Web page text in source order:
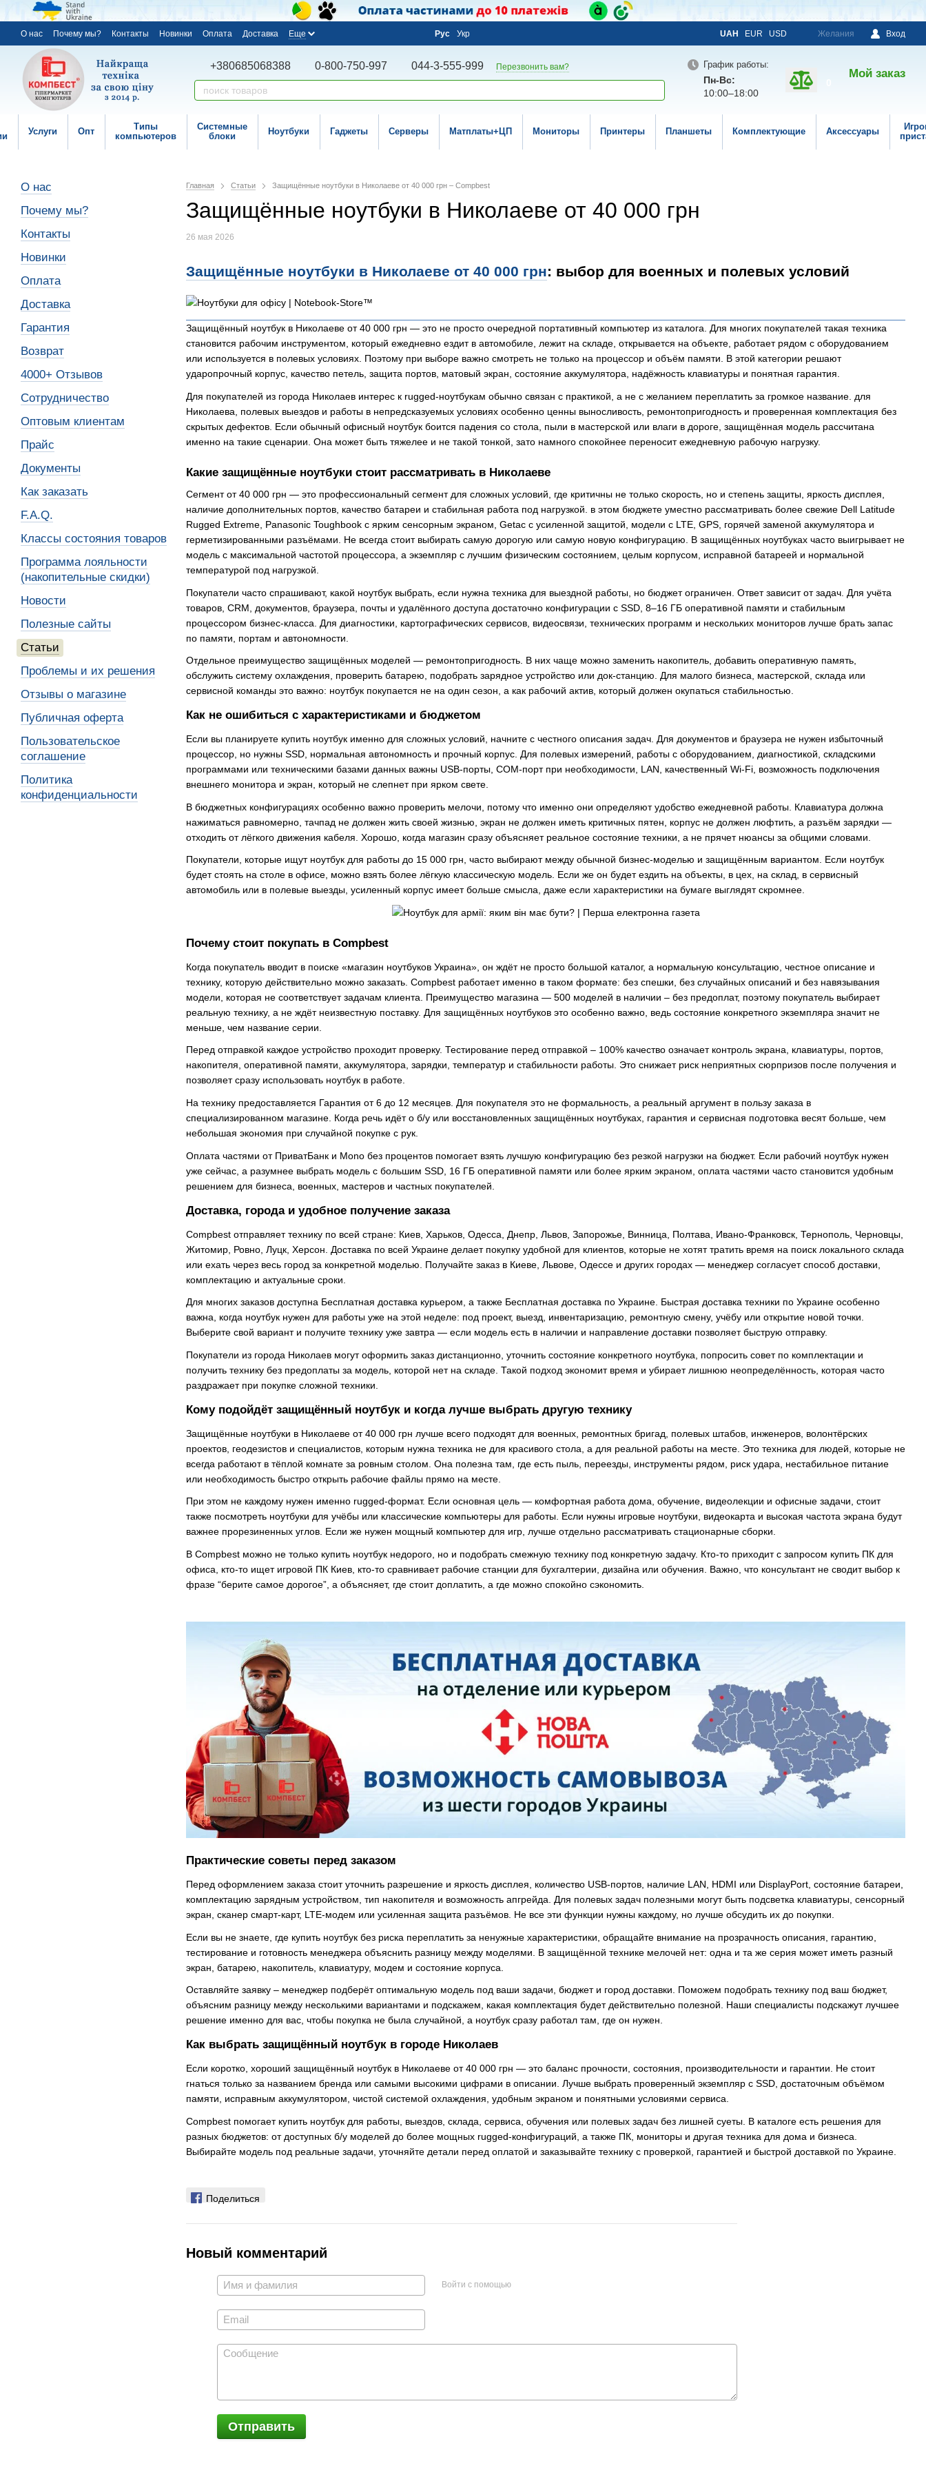
О нас Почему мы? Контакты Новинки Оплата Доставка Еще Рус Укр UAH EUR USD Желания Вход
+380685068388 0-800-750-997 044-3-555-999 Перезвонить вам? График работы:
Пн-Вс:
10:00–18:00
Мой заказ
Услуги Опт
Типы
компьютеров
Системные
блоки
Ноутбуки Гаджеты Серверы Матплаты+ЦП Мониторы Принтеры Планшеты Комплектующие Аксессуары
Главная Статьи Защищённые ноутбуки в Николаеве от 40 000 грн – Compbest
Защищённые ноутбуки в Николаеве от 40 000 грн
26 мая 2026
Защищённые ноутбуки в Николаеве от 40 000 грн: выбор для военных и полевых условий
Защищённый ноутбук в Николаеве от 40 000 грн — это не просто очередной портативный компьютер из каталога. Для многих покупателей такая техника
становится рабочим инструментом, который ежедневно ездит в автомобиле, лежит на складе, открывается на объекте, работает рядом с оборудованием
или используется в полевых условиях. Поэтому при выборе важно смотреть не только на процессор и объём памяти. В этой категории решают
ударопрочный корпус, качество петель, защита портов, матовый экран, состояние аккумулятора, надёжность клавиатуры и понятная гарантия.
Для покупателей из города Николаев интерес к rugged-ноутбукам обычно связан с практикой, а не с желанием переплатить за громкое название. для
Николаева, полевых выездов и работы в непредсказуемых условиях особенно ценны выносливость, ремонтопригодность и проверенная комплектация без
скрытых дефектов. Если обычный офисный ноутбук боится падения со стола, пыли в мастерской или влаги в дороге, защищённая модель рассчитана
именно на такие сценарии. Она может быть тяжелее и не такой тонкой, зато намного спокойнее переносит ежедневную рабочую нагрузку.
Какие защищённые ноутбуки стоит рассматривать в Николаеве
Сегмент от 40 000 грн — это профессиональный сегмент для сложных условий, где критичны не только скорость, но и степень защиты, яркость дисплея,
наличие дополнительных портов, качество батареи и стабильная работа под нагрузкой. в этом бюджете уместно рассматривать более свежие Dell Latitude
Rugged Extreme, Panasonic Toughbook с ярким сенсорным экраном, Getac с усиленной защитой, модели с LTE, GPS, горячей заменой аккумулятора и
герметизированными разъёмами. Не всегда стоит выбирать самую дорогую или самую новую конфигурацию. В защищённых ноутбуках часто выигрывает не
модель с максимальной частотой процессора, а экземпляр с лучшим физическим состоянием, целым корпусом, исправной батареей и нормальной
температурой под нагрузкой.
Покупатели часто спрашивают, какой ноутбук выбрать, если нужна техника для выездной работы, но бюджет ограничен. Ответ зависит от задач. Для учёта
товаров, CRM, документов, браузера, почты и удалённого доступа достаточно конфигурации с SSD, 8–16 ГБ оперативной памяти и стабильным
процессором бизнес-класса. Для диагностики, картографических сервисов, видеосвязи, технических программ и нескольких мониторов лучше брать запас
по памяти, портам и автономности.
Отдельное преимущество защищённых моделей — ремонтопригодность. В них чаще можно заменить накопитель, добавить оперативную память,
обслужить систему охлаждения, проверить батарею, подобрать зарядное устройство или док-станцию. Для малого бизнеса, мастерской, склада или
сервисной команды это важно: ноутбук покупается не на один сезон, а как рабочий актив, который должен окупаться стабильностью.
Как не ошибиться с характеристиками и бюджетом
Если вы планируете купить ноутбук именно для сложных условий, начните с честного описания задач. Для документов и браузера не нужен избыточный
процессор, но нужны SSD, нормальная автономность и прочный корпус. Для полевых измерений, работы с оборудованием, диагностикой, складскими
программами или техническими базами данных важны USB-порты, COM-порт при необходимости, LAN, качественный Wi‑Fi, возможность подключения
внешнего монитора и экран, который не слепнет при ярком свете.
В бюджетных конфигурациях особенно важно проверить мелочи, потому что именно они определяют удобство ежедневной работы. Клавиатура должна
нажиматься равномерно, тачпад не должен жить своей жизнью, экран не должен иметь критичных пятен, корпус не должен люфтить, а разъём зарядки —
отходить от лёгкого движения кабеля. Хорошо, когда магазин сразу объясняет реальное состояние техники, а не прячет нюансы за общими словами.
Покупатели, которые ищут ноутбук для работы до 15 000 грн, часто выбирают между обычной бизнес-моделью и защищённым вариантом. Если ноутбук
будет стоять на столе в офисе, можно взять более лёгкую классическую модель. Если же он будет ездить на объекты, в цех, на склад, в сервисный
автомобиль или в полевые выезды, усиленный корпус имеет больше смысла, даже если характеристики на бумаге выглядят скромнее.
Почему стоит покупать в Compbest
Когда покупатель вводит в поиске «магазин ноутбуков Украина», он ждёт не просто большой каталог, а нормальную консультацию, честное описание и
технику, которую действительно можно заказать. Compbest работает именно в таком формате: без спешки, без случайных описаний и без навязывания
модели, которая не соответствует задачам клиента. Преимущество магазина — 500 моделей в наличии – без предоплат, поэтому покупатель выбирает
реальную технику, а не ждёт неизвестную поставку. Для защищённых ноутбуков это особенно важно, ведь состояние конкретного экземпляра значит не
меньше, чем название серии.
Перед отправкой каждое устройство проходит проверку. Тестирование перед отправкой – 100% качество означает контроль экрана, клавиатуры, портов,
накопителя, оперативной памяти, аккумулятора, зарядки, температур и стабильности работы. Это снижает риск неприятных сюрпризов после получения и
позволяет сразу использовать ноутбук в работе.
На технику предоставляется Гарантия от 6 до 12 месяцев. Для покупателя это не формальность, а реальный аргумент в пользу заказа в
специализированном магазине. Когда речь идёт о б/у или восстановленных защищённых ноутбуках, гарантия и сервисная подготовка весят больше, чем
небольшая экономия при случайной покупке с рук.
Оплата частями от ПриватБанк и Mono без процентов помогает взять лучшую конфигурацию без резкой нагрузки на бюджет. Если рабочий ноутбук нужен
уже сейчас, а разумнее выбрать модель с большим SSD, 16 ГБ оперативной памяти или более ярким экраном, оплата частями часто становится удобным
решением для бизнеса, военных, мастеров и частных покупателей.
Доставка, города и удобное получение заказа
Compbest отправляет технику по всей стране: Киев, Харьков, Одесса, Днепр, Львов, Запорожье, Винница, Полтава, Ивано-Франковск, Тернополь, Черновцы,
Житомир, Ровно, Луцк, Херсон. Доставка по всей Украине делает покупку удобной для клиентов, которые не хотят тратить время на поиск локального склада
или ехать через весь город за конкретной моделью. Получайте заказ в Киеве, Львове, Одессе и других городах — менеджер согласует способ доставки,
комплектацию и актуальные сроки.
Для многих заказов доступна Бесплатная доставка курьером, а также Бесплатная доставка по Украине. Быстрая доставка техники по Украине особенно
важна, когда ноутбук нужен для работы уже на этой неделе: под проект, выезд, инвентаризацию, ремонтную смену, учёбу или открытие новой точки.
Выберите свой вариант и получите технику уже завтра — если модель есть в наличии и направление доставки позволяет быструю отправку.
Покупатели из города Николаев могут оформить заказ дистанционно, уточнить состояние конкретного ноутбука, попросить совет по комплектации и
получить технику без предоплаты за модель, которой нет на складе. Такой подход экономит время и убирает лишнюю неопределённость, которая часто
раздражает при покупке сложной техники.
Кому подойдёт защищённый ноутбук и когда лучше выбрать другую технику
Защищённые ноутбуки в Николаеве от 40 000 грн лучше всего подходят для военных, ремонтных бригад, полевых штабов, инженеров, волонтёрских
проектов, геодезистов и специалистов, которым нужна техника не для красивого стола, а для реальной работы на месте. Это техника для людей, которые не
всегда работают в тёплой комнате за ровным столом. Она полезна там, где есть пыль, переезды, инструменты рядом, риск удара, нестабильное питание
или необходимость быстро открыть рабочие файлы прямо на месте.
При этом не каждому нужен именно rugged-формат. Если основная цель — комфортная работа дома, обучение, видеолекции и офисные задачи, стоит
также посмотреть ноутбуки для учёбы или классические компьютеры для работы. Если нужны игровые ноутбуки, видеокарта и высокая частота экрана будут
важнее прорезиненных углов. Если же нужен мощный компьютер для игр, лучше отдельно рассматривать стационарные сборки.
В Compbest можно не только купить ноутбук недорого, но и подобрать смежную технику под конкретную задачу. Кто-то приходит с запросом купить ПК для
офиса, кто-то ищет игровой ПК Киев, кто-то сравнивает рабочие станции для бухгалтерии, дизайна или обучения. Важно, что консультант не сводит выбор к
фразе “берите самое дорогое”, а объясняет, где стоит доплатить, а где можно спокойно сэкономить.
Практические советы перед заказом
Перед оформлением заказа стоит уточнить разрешение и яркость дисплея, количество USB-портов, наличие LAN, HDMI или DisplayPort, состояние батареи,
комплектацию зарядным устройством, тип накопителя и возможность апгрейда. Для полевых задач полезными могут быть подсветка клавиатуры, сенсорный
экран, сканер смарт-карт, LTE-модем или усиленная защита разъёмов. Не все эти функции нужны каждому, но лучше обсудить их до покупки.
Если вы не знаете, где купить ноутбук без риска переплатить за ненужные характеристики, обращайте внимание на прозрачность описания, гарантию,
тестирование и готовность менеджера объяснить разницу между моделями. В защищённой технике мелочей нет: одна и та же серия может иметь разный
экран, батарею, накопитель, клавиатуру, модем и состояние корпуса.
Оставляйте заявку – менеджер подберёт оптимальную модель под ваши задачи, бюджет и город доставки. Поможем подобрать технику под ваш бюджет,
объясним разницу между несколькими вариантами и подскажем, какая комплектация будет действительно полезной. Наши специалисты подскажут лучшее
решение именно для вас, чтобы покупка не была случайной, а ноутбук сразу работал там, где он нужен.
Как выбрать защищённый ноутбук в городе Николаев
Если коротко, хороший защищённый ноутбук в Николаеве от 40 000 грн — это баланс прочности, состояния, производительности и гарантии. Не стоит
гнаться только за названием бренда или самыми высокими цифрами в описании. Лучше выбрать проверенный экземпляр с SSD, достаточным объёмом
памяти, исправным аккумулятором, чистой системой охлаждения, удобным экраном и понятными условиями сервиса.
Compbest помогает купить ноутбук для работы, выездов, склада, сервиса, обучения или полевых задач без лишней суеты. В каталоге есть решения для
разных бюджетов: от доступных б/у моделей до более мощных rugged-конфигураций, а также ПК, мониторы и другая техника для дома и бизнеса.
Выбирайте модель под реальные задачи, уточняйте детали перед оплатой и заказывайте технику с проверкой, гарантией и быстрой доставкой по Украине.
Поделиться
Новый комментарий
Войти с помощью
Отправить
О нас
Почему мы?
Контакты
Новинки
Оплата
Доставка
Гарантия
Возврат
4000+ Отзывов
Сотрудничество
Оптовым клиентам
Прайс
Документы
Как заказать
F.A.Q.
Классы состояния товаров
Программа лояльности
(накопительные скидки)
Новости
Полезные сайты
Статьи
Проблемы и их решения
Отзывы о магазине
Публичная оферта
Пользовательское
соглашение
Политика
конфиденциальности